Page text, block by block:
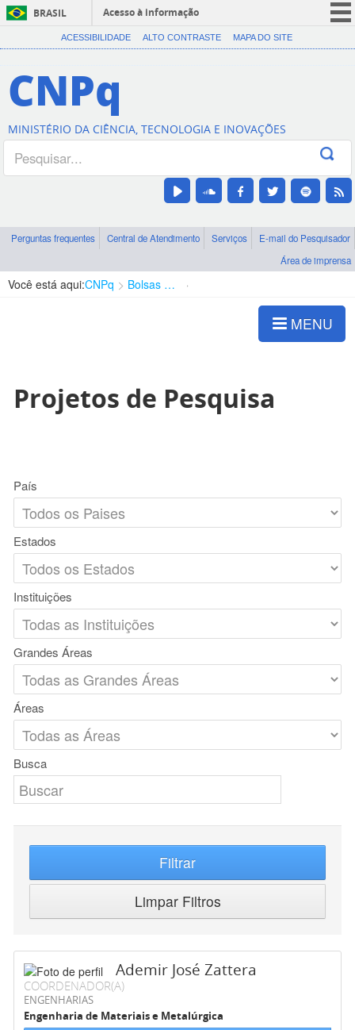
BRASIL
Acesso à informação
CORONAVÍRUS (COVID-19)
Canais
ACESSIBILIDADE ALTO CONTRASTE MAPA DO SITE
CNPq
MINISTÉRIO DA CIÊNCIA, TECNOLOGIA E INOVAÇÕES
Perguntas frequentes Central de Atendimento Serviços
E-mail do Pesquisador
Área de imprensa
Você está aqui:CNPq Bolsas e Auxílios Vigentes
MENU
Projetos de Pesquisa
País
Estados
Instituições
Grandes Áreas
Áreas
Busca
Filtrar
Limpar Filtros
Ademir José Zattera
COORDENADOR(A)
ENGENHARIAS
Engenharia de Materiais e Metalúrgica